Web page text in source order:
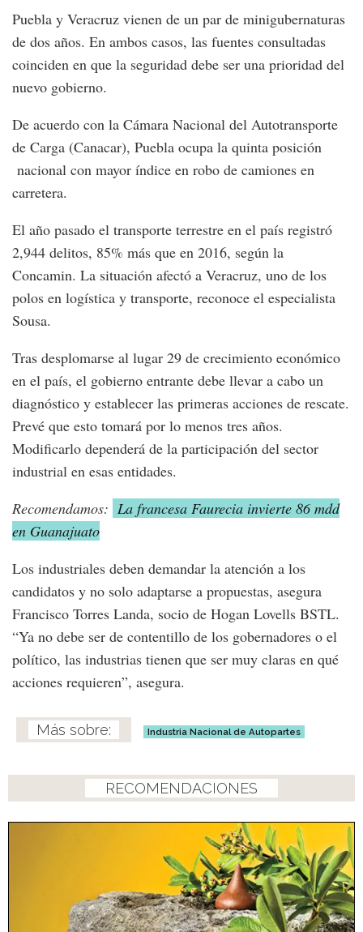
Puebla y Veracruz vienen de un par de minigubernaturas
de dos años. En ambos casos, las fuentes consultadas
coinciden en que la seguridad debe ser una prioridad del
nuevo gobierno.
De acuerdo con la Cámara Nacional del Autotransporte
de Carga (Canacar), Puebla ocupa la quinta posición
nacional con mayor índice en robo de camiones en
carretera.
El año pasado el transporte terrestre en el país registró
2,944 delitos, 85% más que en 2016, según la
Concamin. La situación afectó a Veracruz, uno de los
polos en logística y transporte, reconoce el especialista
Sousa.
Tras desplomarse al lugar 29 de crecimiento económico
en el país, el gobierno entrante debe llevar a cabo un
diagnóstico y establecer las primeras acciones de rescate.
Prevé que esto tomará por lo menos tres años.
Modificarlo dependerá de la participación del sector
industrial en esas entidades.
Recomendamos: La francesa Faurecia invierte 86 mdd
en Guanajuato
Los industriales deben demandar la atención a los
candidatos y no solo adaptarse a propuestas, asegura
Francisco Torres Landa, socio de Hogan Lovells BSTL.
“Ya no debe ser de contentillo de los gobernadores o el
político, las industrias tienen que ser muy claras en qué
acciones requieren”, asegura.
Industria Nacional de Autopartes
RECOMENDACIONES